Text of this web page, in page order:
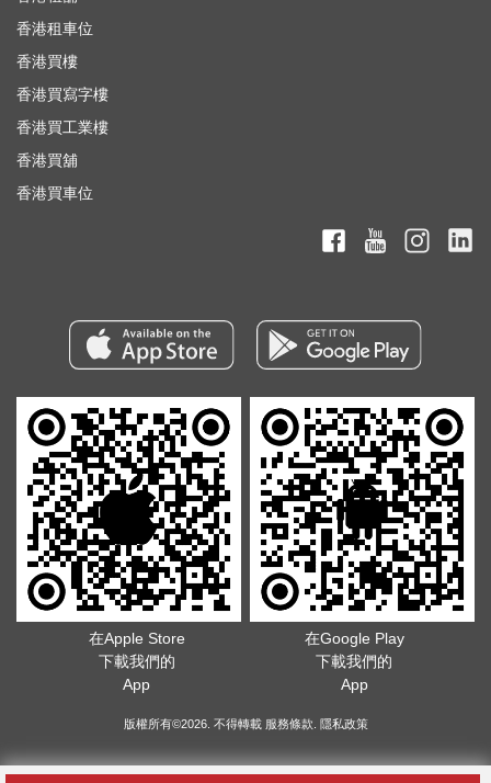
香港租車位
香港買樓
香港買寫字樓
香港買工業樓
香港買舖
香港買車位
在Apple Store
下載我們的
App
在Google Play
下載我們的
App
版權所有©2026. 不得轉載 服務條款 隱私政策